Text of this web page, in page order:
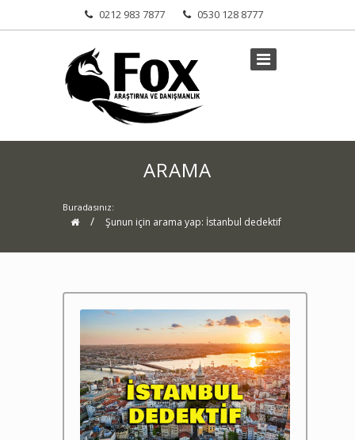
0212 983 7877 0530 128 8777
ARAMA
Buradasınız:
/ Şunun için arama yap: İstanbul dedektif